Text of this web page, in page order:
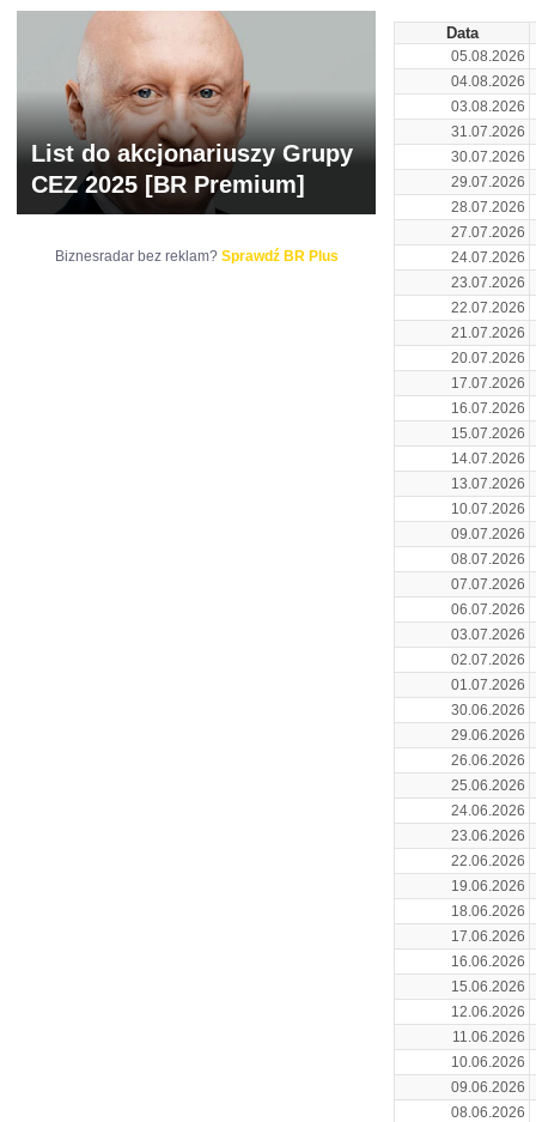
Data
05.08.2026
04.08.2026
03.08.2026
31.07.2026
30.07.2026
29.07.2026
28.07.2026
27.07.2026
24.07.2026
23.07.2026
22.07.2026
21.07.2026
20.07.2026
17.07.2026
16.07.2026
15.07.2026
14.07.2026
13.07.2026
10.07.2026
09.07.2026
08.07.2026
07.07.2026
06.07.2026
03.07.2026
02.07.2026
01.07.2026
30.06.2026
29.06.2026
26.06.2026
25.06.2026
24.06.2026
23.06.2026
22.06.2026
19.06.2026
18.06.2026
17.06.2026
16.06.2026
15.06.2026
12.06.2026
11.06.2026
10.06.2026
09.06.2026
08.06.2026
List do akcjonariuszy Grupy
CEZ 2025 [BR Premium]
Biznesradar bez reklam? Sprawdź BR Plus